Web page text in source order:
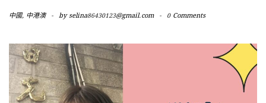
中國, 中港澳 - byselina86430123@gmail.com - 0 Comments